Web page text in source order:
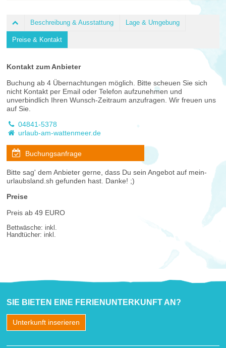
Beschreibung & Ausstattung Lage & Umgebung
Preise & Kontakt
Kontakt zum Anbieter
Buchung ab 4 Übernachtungen möglich. Bitte scheuen Sie sich
nicht Kontakt per Email oder Telefon aufzunehmen und
unverbindlich Ihren Wunsch-Zeitraum anzufragen. Wir freuen uns
auf Sie.
04841-5378
urlaub-am-wattenmeer.de
Buchungsanfrage
Bitte sag' dem Anbieter gerne, dass Du sein Angebot auf mein-
urlaubsland.sh gefunden hast. Danke! ;)
Preise
Preis ab 49 EURO
Bettwäsche: inkl.
Handtücher: inkl.
SIE BIETEN EINE FERIENUNTERKUNFT AN?
Unterkunft inserieren